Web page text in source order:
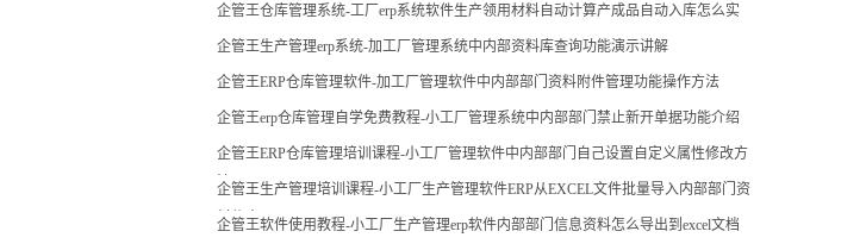
企管王仓库管理系统-工厂erp系统软件生产领用材料自动计算产成品自动入库怎么实
现
企管王生产管理erp系统-加工厂管理系统中内部资料库查询功能演示讲解
企管王ERP仓库管理软件-加工厂管理软件中内部部门资料附件管理功能操作方法
企管王erp仓库管理自学免费教程-小工厂管理系统中内部部门禁止新开单据功能介绍
企管王ERP仓库管理培训课程-小工厂管理软件中内部部门自己设置自定义属性修改方
法
企管王生产管理培训课程-小工厂生产管理软件ERP从EXCEL文件批量导入内部部门资
料信息
企管王软件使用教程-小工厂生产管理erp软件内部部门信息资料怎么导出到excel文档